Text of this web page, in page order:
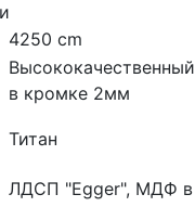
4250 cm
в кромке 2мм
Титан
ЛДСП "Egger", МДФ в